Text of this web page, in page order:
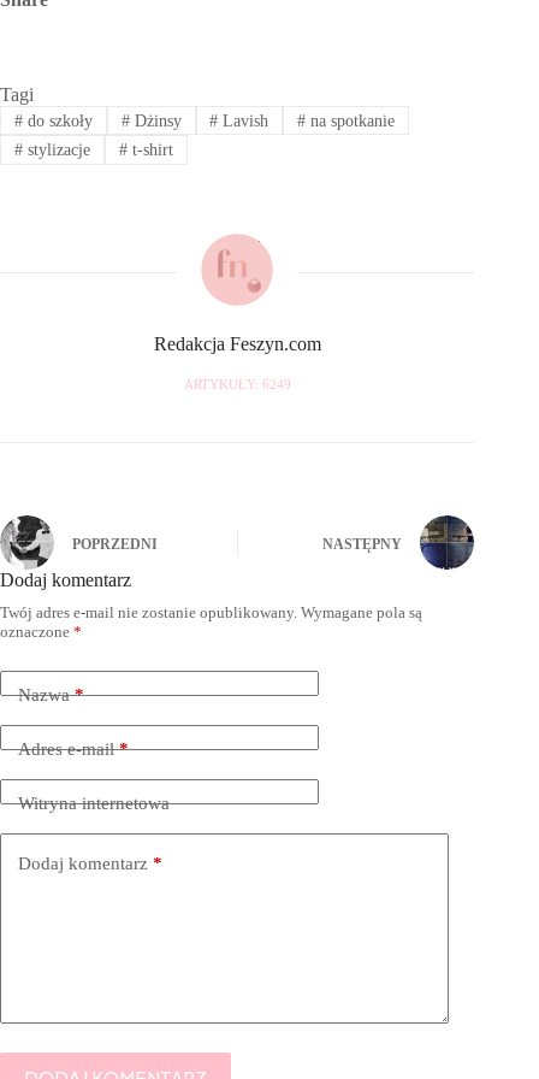
Tagi
#do szkoły #Dżinsy # Lavish # na spotkanie
#stylizacje #t-shirt
Redakcja Feszyn.com
ARTYKUŁY: 6249
POPRZEDNI NASTĘPNY
Dodaj komentarz
Twój adres e-mail nie zostanie opublikowany. Wymagane pola są
oznaczone *
Nazwa*
Adres e-mail*
Witryna internetowa
Dodaj komentarz *